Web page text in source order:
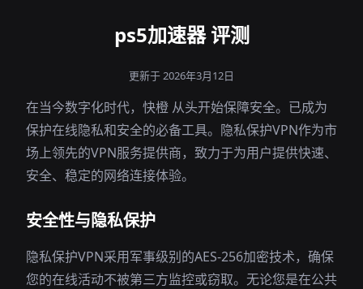
ps5加速器 评测
更新于 2026年3月12日
在当今数字化时代，快橙 从头开始保障安全。已成为
保护在线隐私和安全的必备工具。隐私保护VPN作为市
场上领先的VPN服务提供商，致力于为用户提供快速、
安全、稳定的网络连接体验。
安全性与隐私保护
隐私保护VPN采用军事级别的AES-256加密技术，确保
您的在线活动不被第三方监控或窃取。无论您是在公共